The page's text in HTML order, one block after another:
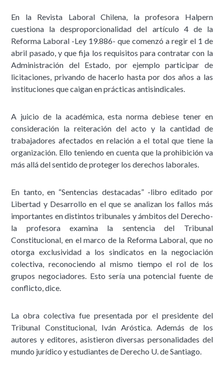
En la Revista Laboral Chilena, la profesora Halpern
cuestiona la desproporcionalidad del artículo 4 de la
Reforma Laboral -Ley 19.886- que comenzó a regir el 1 de
abril pasado, y que fija los requisitos para contratar con la
Administración del Estado, por ejemplo participar de
licitaciones, privando de hacerlo hasta por dos años a las
instituciones que caigan en prácticas antisindicales.
A juicio de la académica, esta norma debiese tener en
consideración la reiteración del acto y la cantidad de
trabajadores afectados en relación a el total que tiene la
organización. Ello teniendo en cuenta que la prohibición va
más allá del sentido de proteger los derechos laborales.
En tanto, en “Sentencias destacadas” -libro editado por
Libertad y Desarrollo en el que se analizan los fallos más
importantes en distintos tribunales y ámbitos del Derecho-
la profesora examina la sentencia del Tribunal
Constitucional, en el marco de la Reforma Laboral, que no
otorga exclusividad a los sindicatos en la negociación
colectiva, reconociendo al mismo tiempo el rol de los
grupos negociadores. Esto sería una potencial fuente de
conflicto, dice.
La obra colectiva fue presentada por el presidente del
Tribunal Constitucional, Iván Aróstica. Además de los
autores y editores, asistieron diversas personalidades del
mundo jurídico y estudiantes de Derecho U. de Santiago.